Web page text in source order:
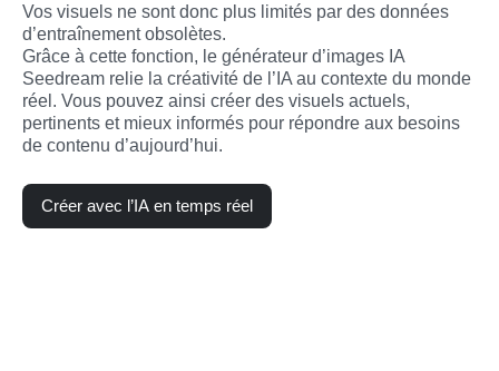
Vos visuels ne sont donc plus limités par des données
d’entraînement obsolètes.
Grâce à cette fonction, le générateur d’images IA
Seedream relie la créativité de l’IA au contexte du monde
réel. Vous pouvez ainsi créer des visuels actuels,
pertinents et mieux informés pour répondre aux besoins
de contenu d’aujourd’hui.
Créer avec l’IA en temps réel